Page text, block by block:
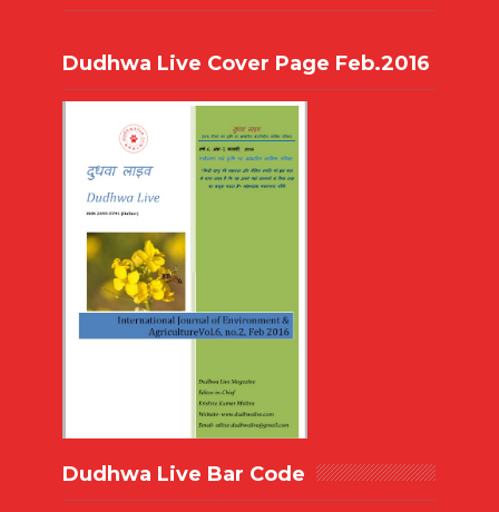
Dudhwa Live Cover Page Feb.2016
Dudhwa Live Bar Code